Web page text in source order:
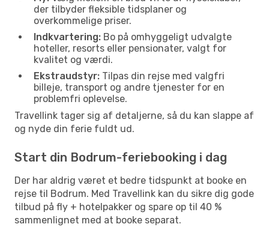
der tilbyder fleksible tidsplaner og
overkommelige priser.
Indkvartering: Bo på omhyggeligt udvalgte
hoteller, resorts eller pensionater, valgt for
kvalitet og værdi.
Ekstraudstyr: Tilpas din rejse med valgfri
billeje, transport og andre tjenester for en
problemfri oplevelse.
Travellink tager sig af detaljerne, så du kan slappe af
og nyde din ferie fuldt ud.
Start din Bodrum-feriebooking i dag
Der har aldrig været et bedre tidspunkt at booke en
rejse til Bodrum. Med Travellink kan du sikre dig gode
tilbud på fly + hotelpakker og spare op til 40 %
sammenlignet med at booke separat.